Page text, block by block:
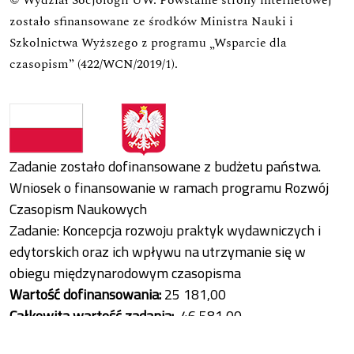
zostało sfinansowane ze środków Ministra Nauki i
Szkolnictwa Wyższego z programu „Wsparcie dla
czasopism” (422/WCN/2019/1).
Zadanie zostało dofinansowane z budżetu państwa.
Wniosek o finansowanie w ramach programu Rozwój
Czasopism Naukowych
Zadanie: Koncepcja rozwoju praktyk wydawniczych i
edytorskich oraz ich wpływu na utrzymanie się w
obiegu międzynarodowym czasopisma
Wartość dofinansowania:25 181,00
Całkowita wartość zadania: 46 581,00